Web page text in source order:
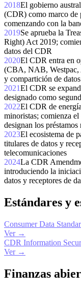
2018El gobierno
(CDR) como marco de
comenzando con la
2019Se aprueba la
Right) Act 2019;
datos del CDR
2020El CDR entra en
(CBA, NAB, Westpac,
y compartición de
2021El CDR se
designado como
2022El CDR de
minoristas; comienza
designan los préstamos
2023El ecosistema de
titulares de datos y
telecomunicaciones
2024La CDR
introduciendo la
datos y receptores de
Estándares y
Consumer Data
Ver →
CDR Information
Ver →
Finanzas